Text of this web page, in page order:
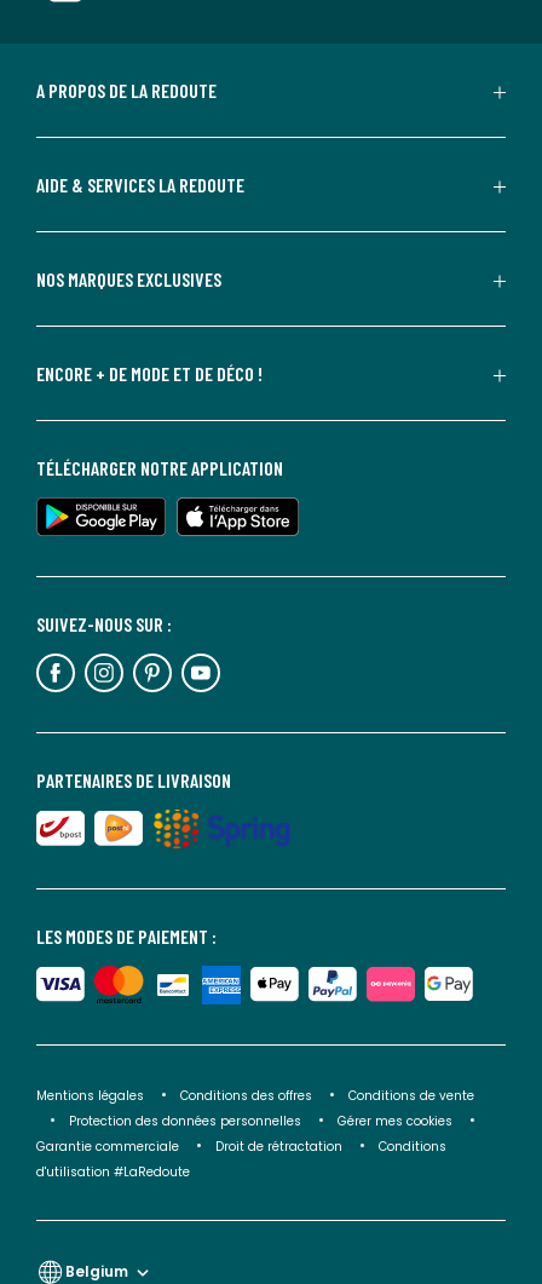
A PROPOS DE LA REDOUTE
AIDE & SERVICES LA REDOUTE
NOS MARQUES EXCLUSIVES
ENCORE + DE MODE ET DE DÉCO !
LES MODES DE PAIEMENT :
PARTENAIRES DE LIVRAISON
SUIVEZ-NOUS SUR :
TÉLÉCHARGER NOTRE APPLICATION
Mentions légales Conditions des offres
Conditions de vente
Protection des données personnelles
Gérer mes cookies
Garantie commerciale
Droit de rétractation
Conditions
d'utilisation #LaRedoute
Belgium